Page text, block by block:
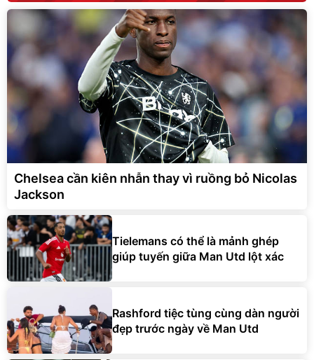
Chelsea cần kiên nhẫn thay vì ruồng bỏ Nicolas
Jackson
Tielemans có thể là mảnh ghép
giúp tuyến giữa Man Utd lột xác
Rashford tiệc tùng cùng dàn người
đẹp trước ngày về Man Utd